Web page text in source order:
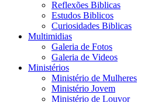
Reflexões Biblicas
Estudos Biblicos
Curiosidades Biblicas
Multimidias
Galeria de Fotos
Galeria de Videos
Ministérios
Ministério de Mulheres
Ministério Jovem
Ministério de Louvor